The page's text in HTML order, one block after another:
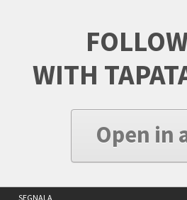
WITH
Open in
SEGNALA